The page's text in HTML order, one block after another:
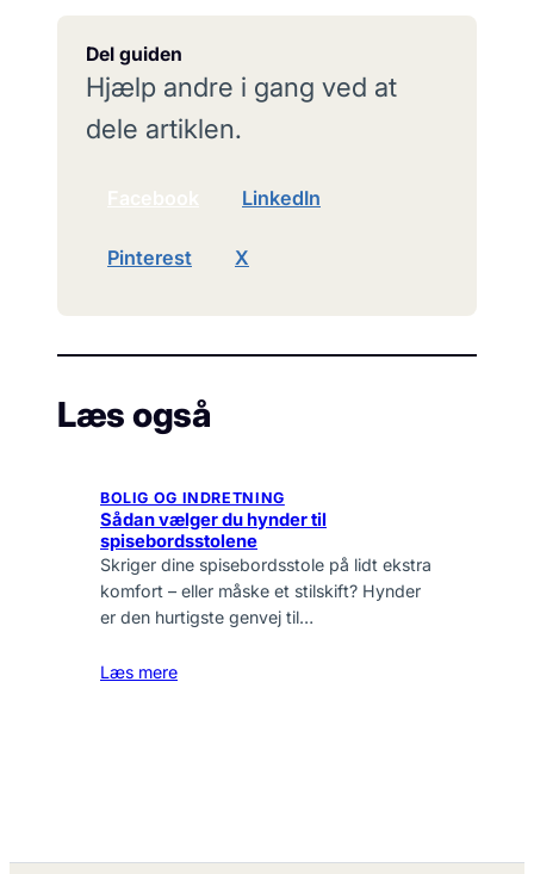
Del guiden
Hjælp andre i gang ved at
dele artiklen.
LinkedIn
Pinterest X
Læs også
BOLIG OG INDRETNING
Sådan vælger du hynder til
spisebordsstolene
Skriger dine spisebordsstole på lidt ekstra
komfort – eller måske et stilskift? Hynder
er den hurtigste genvej til…
Læs mere